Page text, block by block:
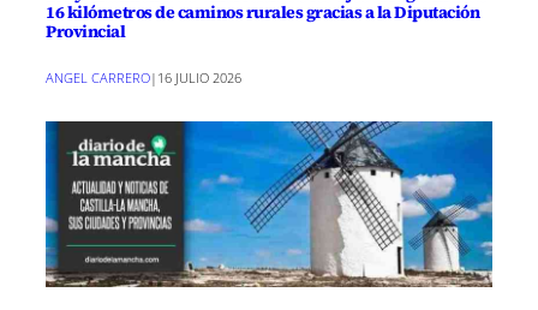
16 kilómetros de caminos rurales gracias a la Diputación
Provincial
ANGEL CARRERO| 16 JULIO 2026